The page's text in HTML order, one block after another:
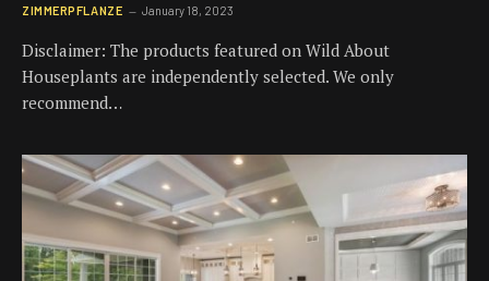
ZIMMERPFLANZE January 18, 2023
Disclaimer: The products featured on Wild About
Houseplants are independently selected. We only
recommend…